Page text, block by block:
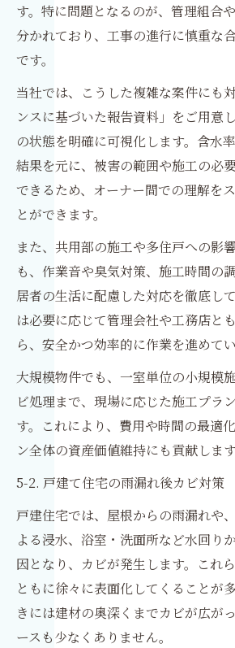
す。特に問題となるのが、管理組合
分かれており、工事の進行に慎重な
です。
当社では、こうした複雑な案件にも
ンスに基づいた報告資料」をご用意
の状態を明確に可視化します。含水
結果を元に、被害の範囲や施工の必
できるため、オーナー間での理解を
とができます。
また、共用部の施工や多住戸への影
も、作業音や臭気対策、施工時間の
居者の生活に配慮した対応を徹底し
は必要に応じて管理会社や工務店と
ら、安全かつ効率的に作業を進めてい
大規模物件でも、一室単位の小規模
ビ処理まで、現場に応じた施工プラ
す。これにより、費用や時間の最適
ン全体の資産価値維持にも貢献します
5-2. 戸建て住宅の雨漏れ後カビ対策
戸建住宅では、屋根からの雨漏れや
よる浸水、浴室・洗面所など水回り
因となり、カビが発生します。これ
ともに徐々に表面化してくることが
きには建材の奥深くまでカビが広が
ースも少なくありません。